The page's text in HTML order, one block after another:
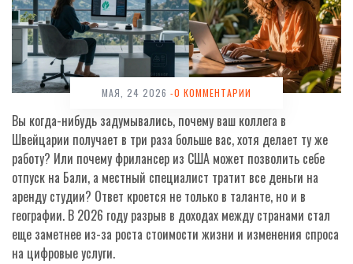
МАЯ, 24 2026 -0 КОММЕНТАРИИ
Вы когда-нибудь задумывались, почему ваш коллега в
Швейцарии получает в три раза больше вас, хотя делает ту же
работу? Или почему фрилансер из США может позволить себе
отпуск на Бали, а местный специалист тратит все деньги на
аренду студии? Ответ кроется не только в таланте, но и в
географии. В 2026 году разрыв в доходах между странами стал
еще заметнее из-за роста стоимости жизни и изменения спроса
на цифровые услуги.